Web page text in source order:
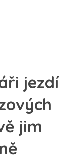
jezdí
jim